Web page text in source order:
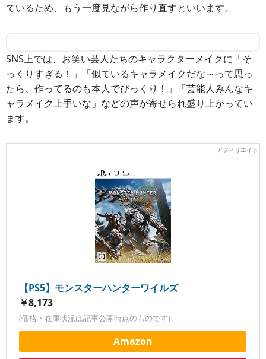
ているため、もう一度見ながら作り直すといいます。
SNS上では、お笑い芸人たちのキャラクターメイクに「そ
っくりすぎる！」「似ているキャラメイクだな～って思っ
たら、作ってるのも本人でびっくり！」「芸能人みんなキ
ャラメイク上手いな」などの声が寄せられ盛り上がってい
ます。
【PS5】モンスターハンターワイルズ
￥8,173
(価格・在庫状況は記事公開時点のものです)
Amazon